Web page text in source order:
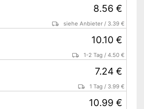
8.56 €
siehe Anbieter / 3.39 €
10.10 €
1-2 Tag /4.50 €
7.24 €
1 Tag / 3.99 €
10.99 €